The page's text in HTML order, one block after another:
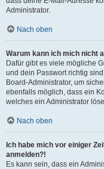
Administrator.
Nach oben
Warum kann ich mich nicht
Dafür gibt es viele mögliche
und dein Passwort richtig
Board-Administrator, um
ebenfalls möglich, dass ein
welches ein Administrator
Nach oben
Ich habe mich vor einiger
anmelden?!
Es kann sein, dass ein